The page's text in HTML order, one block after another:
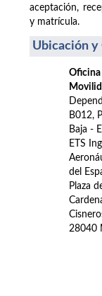
aceptación,
y matrícula.
Ubicación
Oficina
B012,
Baja -
ETS
del
Plaza
28040